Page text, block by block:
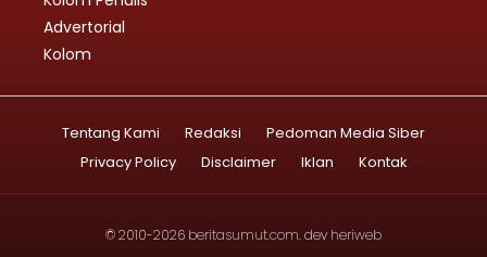
Advertorial
Kolom
Tentang Kami Redaksi
Pedoman Media Siber
Privacy Policy
Disclaimer Iklan Kontak
© 2010-2026 beritasumut.com. dev heriweb